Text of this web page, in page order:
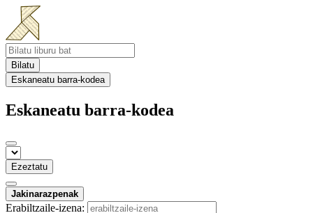
Bilatu
Eskaneatu barra-kodea
Eskaneatu barra-kodea
Ezeztatu
Jakinarazpenak
Erabiltzaile-izena: